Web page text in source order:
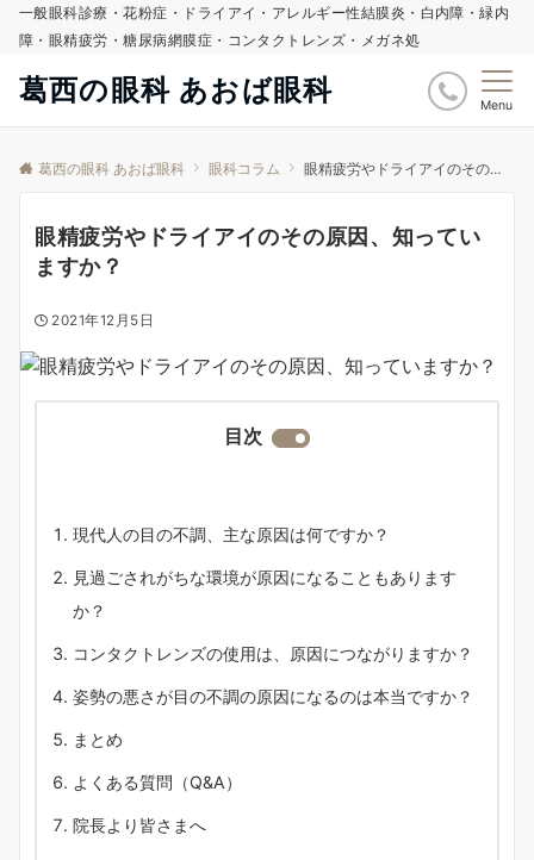
一般眼科診療・花粉症・ドライアイ・アレルギー性結膜炎・白内障・緑内
障・眼精疲労・糖尿病網膜症・コンタクトレンズ・メガネ処
葛西の眼科 あおば眼科 Menu
葛西の眼科 あおば眼科 眼科コラム 眼精疲労やドライアイのその原因、知っていますか？
眼精疲労やドライアイのその原因、知ってい
ますか？
2021年12月5日
目次
現代人の目の不調、主な原因は何ですか？
見過ごされがちな環境が原因になることもあります
か？
コンタクトレンズの使用は、原因につながりますか？
姿勢の悪さが目の不調の原因になるのは本当ですか？
まとめ
よくある質問（Q&A）
院長より皆さまへ